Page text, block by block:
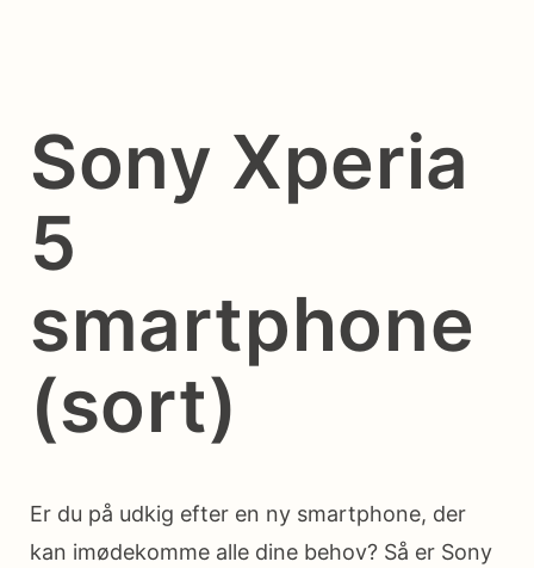
Sony Xperia
5
smartphone
(sort)
Er du på udkig efter en ny smartphone, der
kan imødekomme alle dine behov? Så er Sony